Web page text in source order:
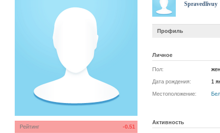
Spravedlivuy
Профиль
Личное
Пол:
Дата рождения: 1
Местоположение:
Активность
Рейтинг -0.51